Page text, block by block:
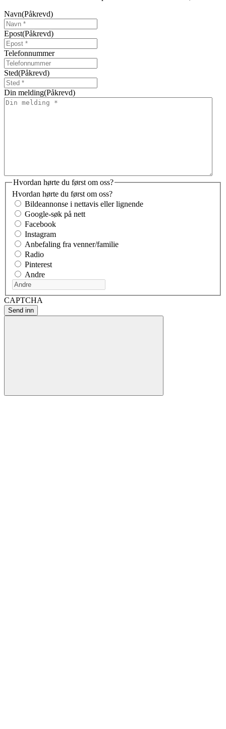
Navn(Påkrevd)
Epost(Påkrevd)
Telefonnummer
Sted(Påkrevd)
Din melding(Påkrevd)
Hvordan hørte du først om oss?
Hvordan hørte du først om oss?
Bildeannonse i nettavis eller lignende
Google-søk på nett
Facebook
Instagram
Anbefaling fra venner/familie
Radio
Pinterest
Andre
CAPTCHA